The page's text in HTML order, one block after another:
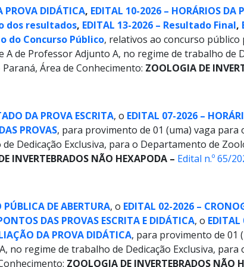
PROVA DIDÁTICA, EDITAL 10-2026 – HORÁRIOS DA
dos resultados, EDITAL 13-2026 – Resultado Final,
do Concurso Público, relativos ao concurso
de Professor Adjunto A, no regime de trabalho de
Área de Conhecimento: ZOOLOGIA DE
DA PROVA ESCRITA, o EDITAL 07-2026 –
PROVAS, para provimento de 01 (uma) vaga
Dedicação Exclusiva, para o Departamento de
INVERTEBRADOS NÃO HEXAPODA – Edital n.º 65/
DE ABERTURA, o EDITAL 02-2026 –
DAS PROVAS ESCRITA E DIDÁTICA, o EDITAL
DA PROVA DIDÁTICA, para provimento de 01
no regime de trabalho de Dedicação Exclusiva,
ZOOLOGIA DE INVERTEBRADOS NÃO